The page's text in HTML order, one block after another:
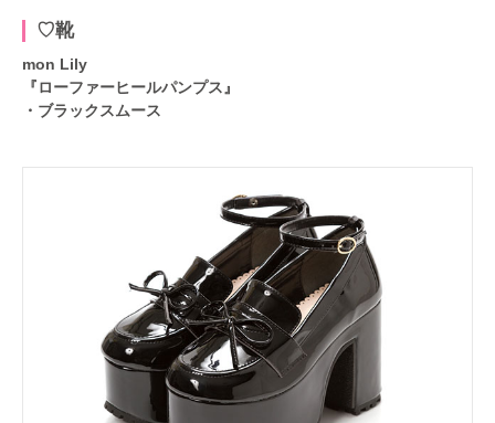
♡靴
mon Lily
『ローファーヒールパンプス』
・ブラックスムース